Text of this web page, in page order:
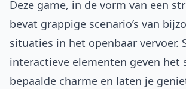
Deze game, in de vorm van een
bevat grappige scenario’s van
situaties in het openbaar vervoer.
interactieve elementen geven het
bepaalde charme en laten je